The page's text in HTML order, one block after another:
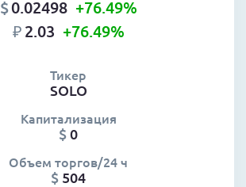
$0.02498 +76.49%
₽2.03 +76.49%
Тикер
SOLO
Капитализация
$0
Объем торгов/24 ч
$ 504